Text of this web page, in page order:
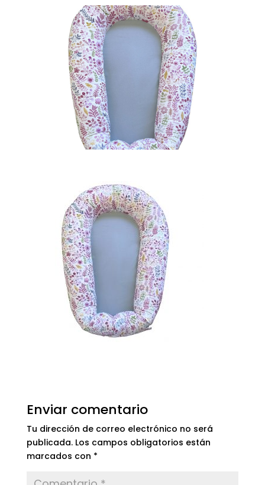
Enviar comentario
Tu dirección de correo electrónico no será
publicada. Los campos obligatorios están
marcados con *